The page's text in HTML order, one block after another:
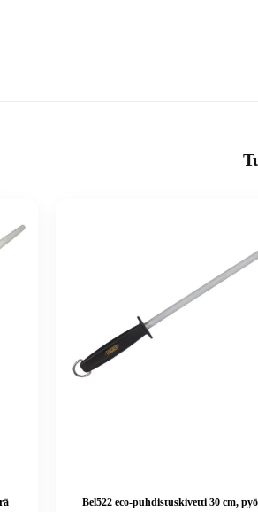
Bel522 eco-puhdistuskivetti 30 cm,